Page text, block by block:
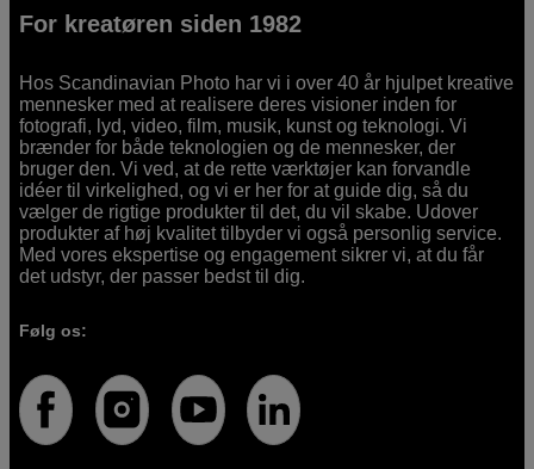
For kreatøren siden 1982
Hos Scandinavian Photo har vi i over 40 år hjulpet kreative
mennesker med at realisere deres visioner inden for
fotografi, lyd, video, film, musik, kunst og teknologi. Vi
brænder for både teknologien og de mennesker, der
bruger den. Vi ved, at de rette værktøjer kan forvandle
idéer til virkelighed, og vi er her for at guide dig, så du
vælger de rigtige produkter til det, du vil skabe. Udover
produkter af høj kvalitet tilbyder vi også personlig service.
Med vores ekspertise og engagement sikrer vi, at du får
det udstyr, der passer bedst til dig.
Følg os: